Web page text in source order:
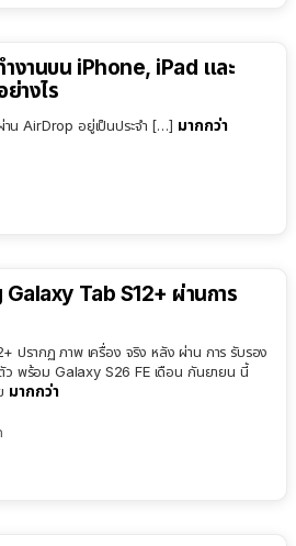
งานบน iPhone, iPad และ
างไร
น AirDrop อยู่เป็นประจำ […] มากกว่า
Tab S12+ ผ่านการ
ปรากฏ ภาพ เครื่อง จริง หลัง ผ่าน การ รับรอง
ว พร้อม Galaxy S26 FE เดือน กันยายน นี้
มากกว่า